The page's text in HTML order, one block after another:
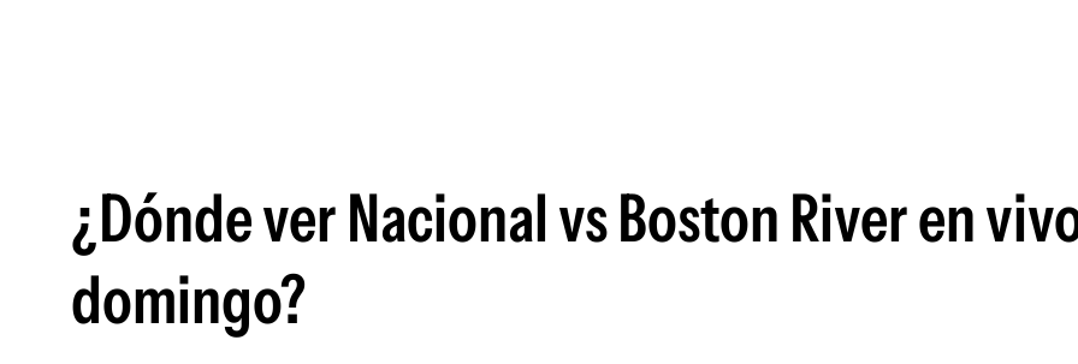
¿Dónde ver Nacional vs Boston River en
domingo?